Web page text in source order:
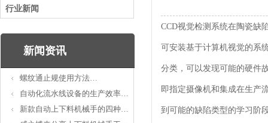
行业新闻
新闻资讯
螺纹通止规使用方法…
自动化流水线设备的生产效率…
新款自动上下料机械手的四种…
CCD视觉检测系统在陶瓷缺
可安装基于计算机视觉的系
分类，可以发现可能的硬件
即指定摄像机和集成在生产
到可能的缺陷类型的学习阶